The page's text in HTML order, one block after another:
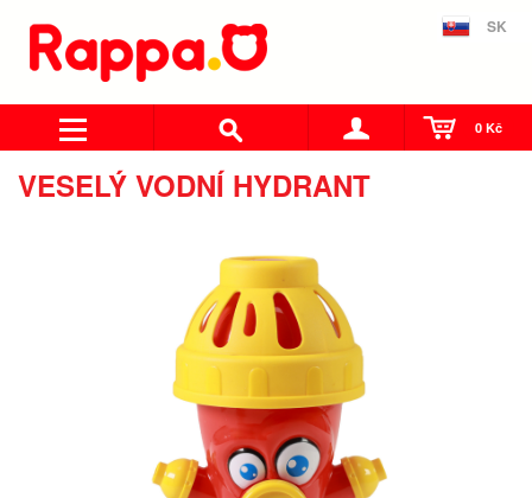
SK
0 Kč
VESELÝ VODNÍ HYDRANT